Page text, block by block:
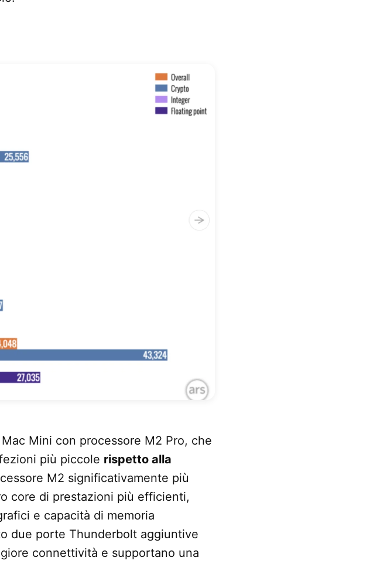
Mini con processore M2 Pro, che
più piccole rispetto alla
M2 significativamente più
core di prestazioni più efficienti,
e capacità di memoria
due porte Thunderbolt aggiuntive
connettività e supportano una